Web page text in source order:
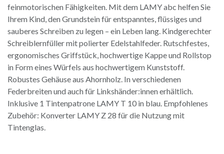
feinmotorischen Fähigkeiten. Mit dem LAMY abc helfen Sie
Ihrem Kind, den Grundstein für entspanntes, flüssiges und
sauberes Schreiben zu legen – ein Leben lang. Kindgerechter
Schreiblernfüller mit polierter Edelstahlfeder. Rutschfestes,
ergonomisches Griffstück, hochwertige Kappe und Rollstop
in Form eines Würfels aus hochwertigem Kunststoff.
Robustes Gehäuse aus Ahornholz. In verschiedenen
Federbreiten und auch für Linkshänder:innen erhältlich.
Inklusive 1 Tintenpatrone LAMY T 10 in blau. Empfohlenes
Zubehör: Konverter LAMY Z 28 für die Nutzung mit
Tintenglas.